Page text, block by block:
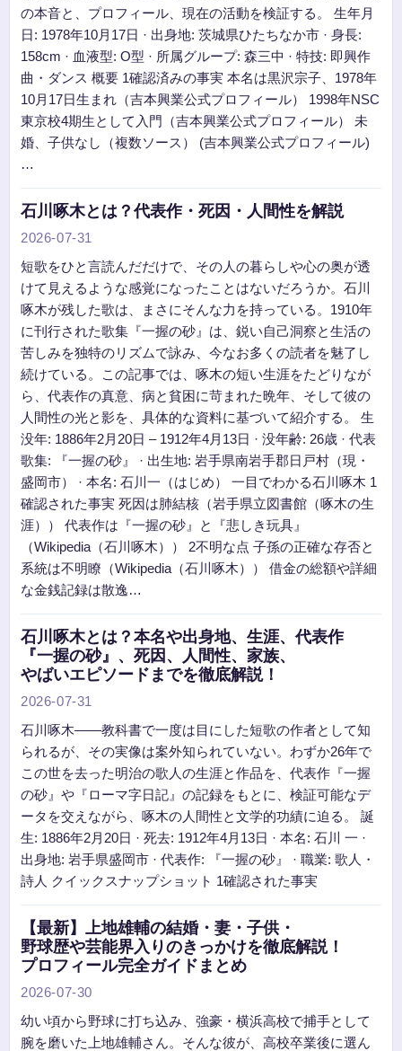
の本音と、プロフィール、現在の活動を検証する。 生年月
日: 1978年10月17日 · 出身地: 茨城県ひたちなか市 · 身長:
158cm · 血液型: O型 · 所属グループ: 森三中 · 特技: 即興作
曲・ダンス 概要 1確認済みの事実 本名は黒沢宗子、1978年
10月17日生まれ（吉本興業公式プロフィール） 1998年NSC
東京校4期生として入門（吉本興業公式プロフィール） 未
婚、子供なし（複数ソース） (吉本興業公式プロフィール)
…
石川啄木とは？代表作・死因・人間性を解説
2026-07-31
短歌をひと言読んだだけで、その人の暮らしや心の奥が透
けて見えるような感覚になったことはないだろうか。石川
啄木が残した歌は、まさにそんな力を持っている。1910年
に刊行された歌集『一握の砂』は、鋭い自己洞察と生活の
苦しみを独特のリズムで詠み、今なお多くの読者を魅了し
続けている。この記事では、啄木の短い生涯をたどりなが
ら、代表作の真意、病と貧困に苛まれた晩年、そして彼の
人間性の光と影を、具体的な資料に基づいて紹介する。 生
没年: 1886年2月20日 – 1912年4月13日 · 没年齢: 26歳 · 代表
歌集: 『一握の砂』 · 出生地: 岩手県南岩手郡日戸村（現・
盛岡市） · 本名: 石川一（はじめ） 一目でわかる石川啄木 1
確認された事実 死因は肺結核（岩手県立図書館（啄木の生
涯）） 代表作は『一握の砂』と『悲しき玩具』
（Wikipedia（石川啄木）） 2不明な点 子孫の正確な存否と
系統は不明瞭（Wikipedia（石川啄木）） 借金の総額や詳細
な金銭記録は散逸…
石川啄木とは？本名や出身地、生涯、代表作
『一握の砂』、死因、人間性、家族、
やばいエピソードまでを徹底解説！
2026-07-31
石川啄木――教科書で一度は目にした短歌の作者として知
られるが、その実像は案外知られていない。わずか26年で
この世を去った明治の歌人の生涯と作品を、代表作『一握
の砂』や『ローマ字日記』の記録をもとに、検証可能なデ
ータを交えながら、啄木の人間性と文学的功績に迫る。 誕
生: 1886年2月20日 · 死去: 1912年4月13日 · 本名: 石川 一 ·
出身地: 岩手県盛岡市 · 代表作: 『一握の砂』 · 職業: 歌人・
詩人 クイックスナップショット 1確認された事実
【最新】上地雄輔の結婚・妻・子供・
野球歴や芸能界入りのきっかけを徹底解説！
プロフィール完全ガイドまとめ
2026-07-30
幼い頃から野球に打ち込み、強豪・横浜高校で捕手として
腕を磨いた上地雄輔さん。そんな彼が、高校卒業後に選ん